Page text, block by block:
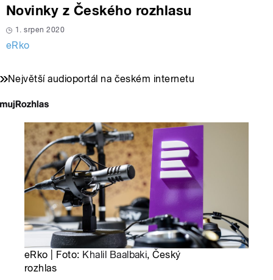
Novinky z Českého rozhlasu
1. srpen 2020
eRko
Největší audioportál na českém internetu
eRko | Foto: Khalil Baalbaki, Český
rozhlas